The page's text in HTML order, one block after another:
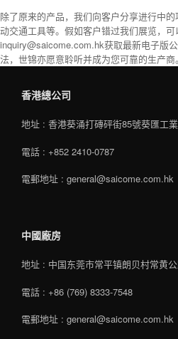
除了原来的产品，我们向客户分享进行中的
动交通工具等。假如客户错过我们展览，
inquiry@saicome.com.hk获取最新电子版
法，世锦亦愿意聆听并成为您可靠的生产商。
香港總公司
地址 : 香港葵涌打磚砰街85號葵匯工
電話 : +852 2410-0787
電郵地址 : general@saicome.com.hk
中國廠房
地址 : 中国东莞市常平镇朗贝村常黄
電話 : +86 (769) 8333-7548
電郵地址 : general@saicome.com.hk